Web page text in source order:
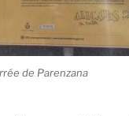
de Parenzana